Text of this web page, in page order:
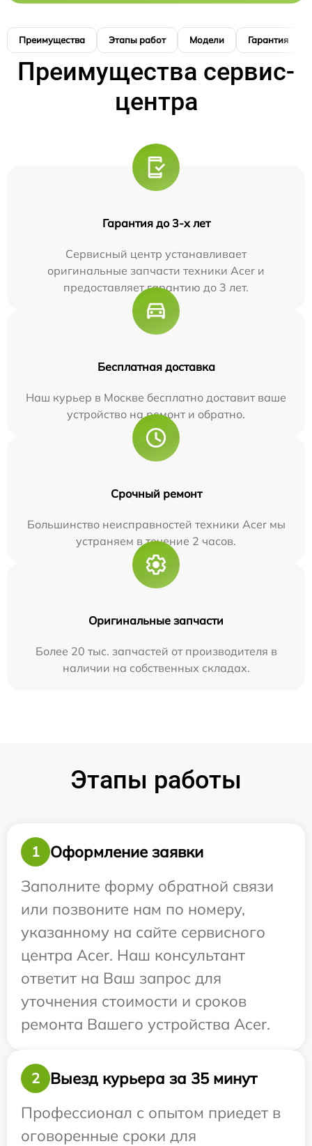
Преимущества Этапы работ Модели Гарантия
Преимущества сервис-
центра
Гарантия до 3-х лет
Сервисный центр устанавливает
оригинальные запчасти техники Acer и
предоставляет гарантию до 3 лет.
Бесплатная доставка
Наш курьер в Москве бесплатно доставит ваше
устройство на ремонт и обратно.
Срочный ремонт
Большинство неисправностей техники Acer мы
устраняем в течение 2 часов.
Оригинальные запчасти
Более 20 тыс. запчастей от производителя в
наличии на собственных складах.
Этапы работы
1
Оформление заявки
Заполните форму обратной связи
или позвоните нам по номеру,
указанному на сайте сервисного
центра Acer. Наш консультант
ответит на Ваш запрос для
уточнения стоимости и сроков
ремонта Вашего устройства Acer.
2
Выезд курьера за 35 минут
Профессионал с опытом приедет в
оговоренные сроки для